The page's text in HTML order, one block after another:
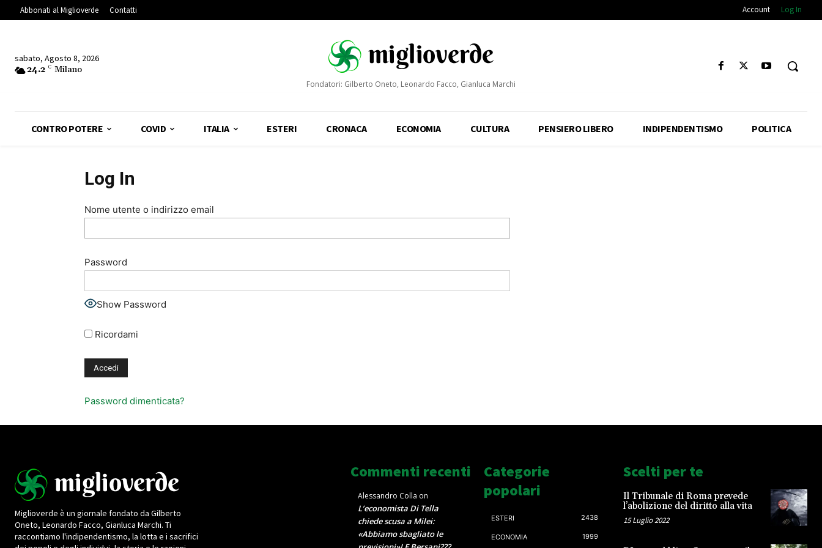
Abbonati al Miglioverde Contatti Account Log In
sabato, Agosto 8, 2026
24.2 C Milano
Fondatori: Gilberto Oneto, Leonardo Facco, Gianluca Marchi
CONTRO POTERE COVID ITALIA ESTERI CRONACA ECONOMIA CULTURA PENSIERO LIBERO INDIPENDENTISMO POLITICA
Log In
Nome utente o indirizzo email
Password
Show Password
Ricordami
Password dimenticata?
Miglioverde è un giornale fondato da Gilberto
Oneto, Leonardo Facco, Gianluca Marchi. Ti
raccontiamo l'indipendentismo, la lotta e i sacrifici
Commenti recenti
Alessandro Colla on
L’economista Di Tella
chiede scusa a Milei:
«Abbiamo sbagliato le
Categorie
popolari
ESTERI 2438
ECONOMIA 1999
Scelti per te
Il Tribunale di Roma prevede
l’abolizione del diritto alla vita
15 Luglio 2022